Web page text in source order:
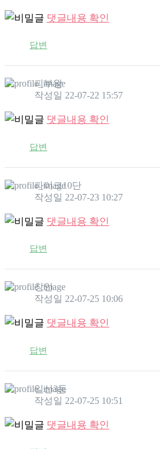
댓글내용 확인
답변
피부왕
작성일 22-07-22 15:57
댓글내용 확인
답변
파이크10단
작성일 22-07-23 10:27
댓글내용 확인
답변
창안
작성일 22-07-25 10:06
댓글내용 확인
답변
일산3동
작성일 22-07-25 10:51
댓글내용 확인